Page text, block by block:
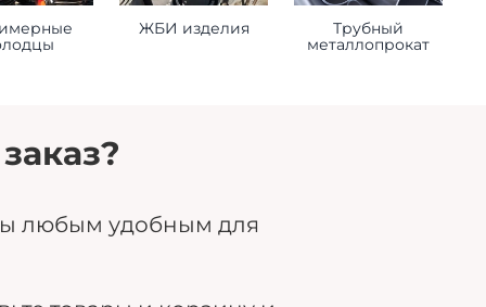
ЖБИ изделия
Трубный
металлопрокат
любым удобным для